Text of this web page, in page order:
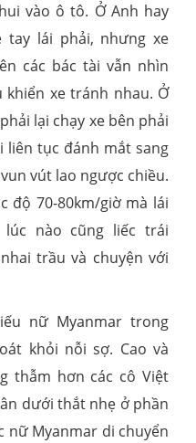
vào ô tô. Ở Anh hay
tay lái phải, nhưng xe
các bác tài vẫn nhìn
xe tránh nhau. Ở
lại chạy xe bên phải
liên tục đánh mắt sang
vút lao ngược chiều.
độ 70-80km/giờ mà lái
nào cũng liếc trái
trầu và chuyện với
nữ Myanmar trong
khỏi nỗi sợ. Cao và
thẫm hơn các cô Việt
dưới thắt nhẹ ở phần
nữ Myanmar di chuyển